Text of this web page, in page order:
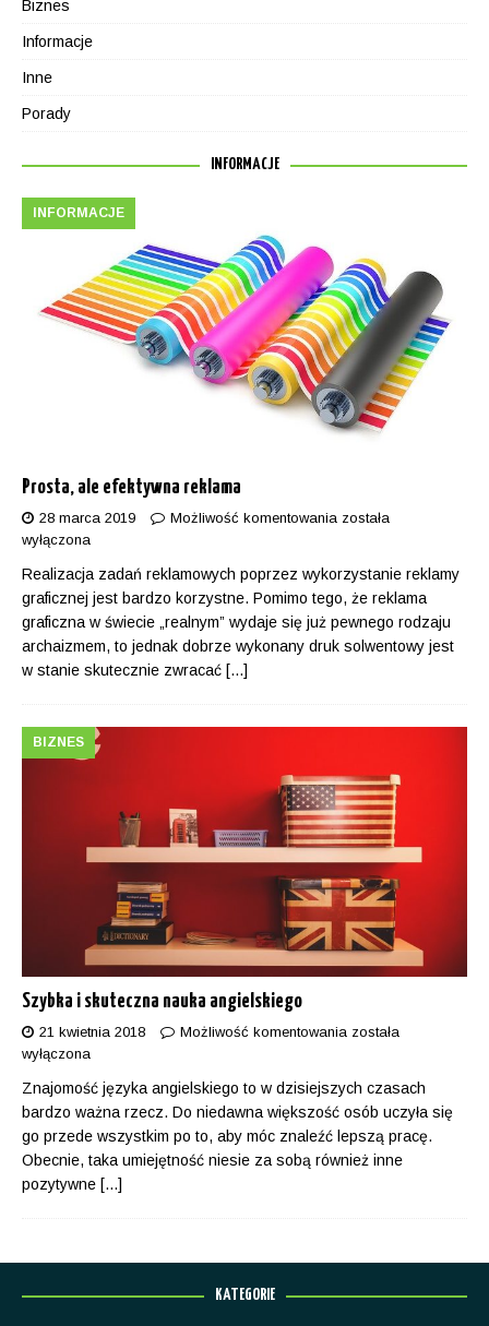
Biznes
Informacje
Inne
Porady
INFORMACJE
Prosta, ale efektywna reklama
INFORMACJE
28 marca 2019 Możliwość komentowania została
wyłączona
Realizacja zadań reklamowych poprzez wykorzystanie reklamy
graficznej jest bardzo korzystne. Pomimo tego, że reklama
graficzna w świecie „realnym” wydaje się już pewnego rodzaju
archaizmem, to jednak dobrze wykonany druk solwentowy jest
w stanie skutecznie zwracać [...]
Szybka i skuteczna nauka angielskiego
BIZNES
21 kwietnia 2018 Możliwość komentowania została
wyłączona
Znajomość języka angielskiego to w dzisiejszych czasach
bardzo ważna rzecz. Do niedawna większość osób uczyła się
go przede wszystkim po to, aby móc znaleźć lepszą pracę.
Obecnie, taka umiejętność niesie za sobą również inne
pozytywne [...]
KATEGORIE